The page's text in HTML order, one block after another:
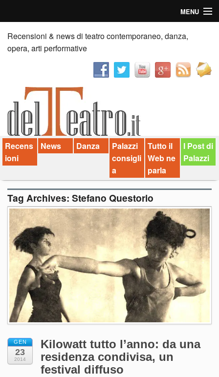
MENU
Home
Recensioni
News
Palazzi consiglia
Video
Chi siamo
Contatti
dT in English
Recensioni & news di teatro contemporaneo, danza,
opera, arti performative
Recens
ioni
News Danza
Palazzi
consigli
a
Tutto il
Web ne
parla
I Post di
Palazzi
Tag Archives: Stefano Questorio
GEN
23
2014
Kilowatt tutto l’anno: da una
residenza condivisa, un
festival diffuso